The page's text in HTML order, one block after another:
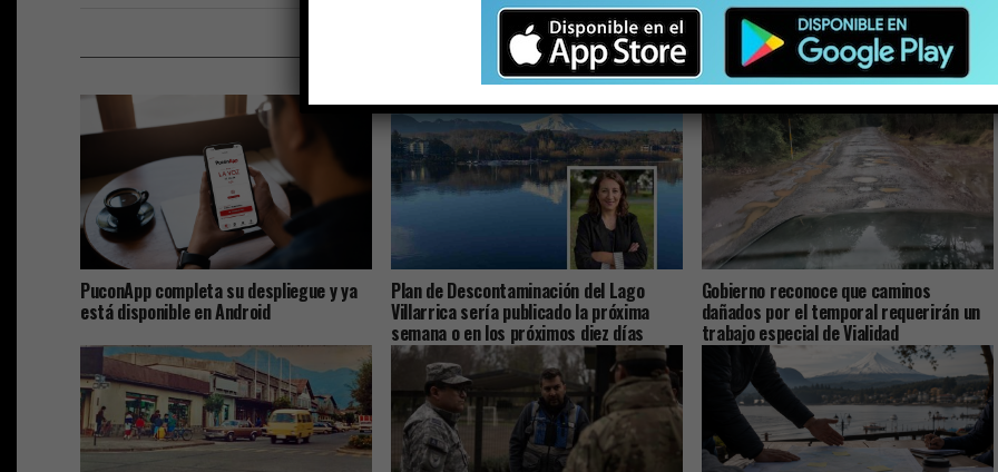
ESTO PODRÍA GUSTARTE
PuconApp completa su despliegue y ya
está disponible en Android
Plan de Descontaminación del Lago
Villarrica sería publicado la próxima
semana o en los próximos diez días
Gobierno reconoce que caminos
dañados por el temporal requerirán un
trabajo especial de Vialidad